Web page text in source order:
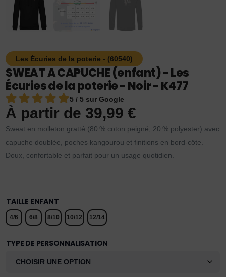
Les Écuries de la poterie - (60540)
SWEAT A CAPUCHE (enfant) - Les
Écuries de la poterie - Noir - K477
5 / 5 sur Google
À partir de 39,99€
Sweat en molleton gratté (80 % coton peigné, 20 % polyester) avec
capuche doublée, poches kangourou et finitions en bord-côte.
Doux, confortable et parfait pour un usage quotidien.
TAILLE ENFANT
4/6 6/8 8/10 10/12 12/14
TYPE DE PERSONNALISATION